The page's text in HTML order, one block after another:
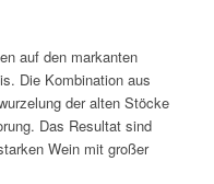
auf den markanten
Die Kombination aus
der alten Stöcke
Das Resultat sind
Wein mit großer